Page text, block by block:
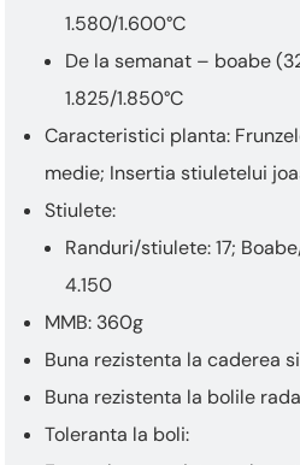
1.580/1.600°C
De la semanat – boabe
1.825/1.850°C
Caracteristici planta:
medie; Insertia stiuletelui
Stiulete:
Randuri/stiulete: 17;
4.150
MMB: 360g
Buna rezistenta la caderea
Buna rezistenta la bolile
Toleranta la boli: